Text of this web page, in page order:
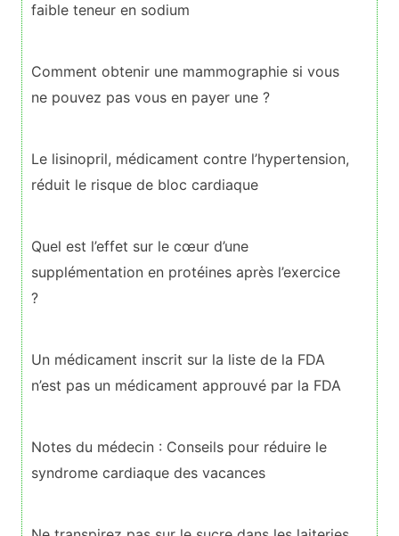
faible teneur en sodium
Comment obtenir une mammographie si vous
ne pouvez pas vous en payer une ?
Le lisinopril, médicament contre l’hypertension,
réduit le risque de bloc cardiaque
Quel est l’effet sur le cœur d’une
supplémentation en protéines après l’exercice
?
Un médicament inscrit sur la liste de la FDA
n’est pas un médicament approuvé par la FDA
Notes du médecin : Conseils pour réduire le
syndrome cardiaque des vacances